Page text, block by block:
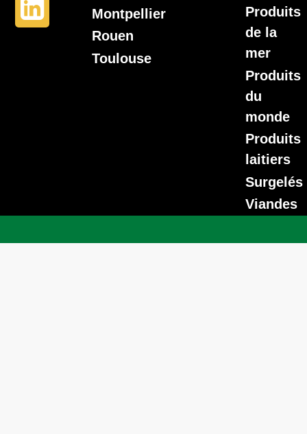
Montpellier
Rouen
Toulouse
Produits
de la
mer
Produits
du
monde
Produits
laitiers
Surgelés
Viandes